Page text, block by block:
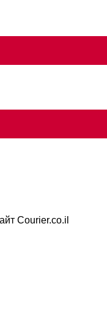
Courier.co.il